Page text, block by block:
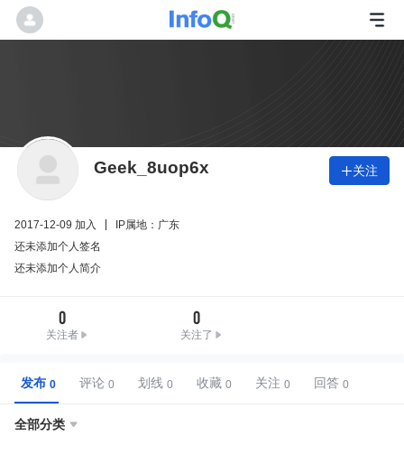
Geek_8uop6x 关注
2017-12-09 加入
IP属地：广东
还未添加个人签名
还未添加个人简介
0
关注者
0
关注了
发布 评论 划线 收藏 关注 回答
全部分类 